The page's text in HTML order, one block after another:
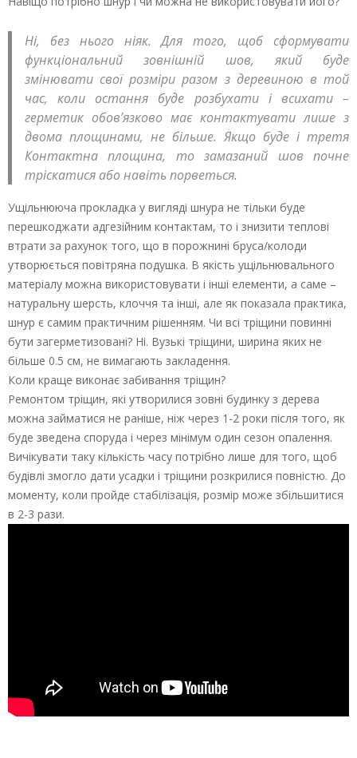
Ні, без нього ніяк. Для того, щоб сформувати
функціональний зовнішній шов, який буде
змінювати свої розміри разом з деревиною в той
час, коли остання буде розбухати і всихати –
герметик обов’язково має контактувати лише з
двома площинами, не більше. Якщо буде і третя
Контактна площина, то замазаний шов почне
тріскатися або навіть порветься.
Ущільнююча прокладка у вигляді шнура не тільки буде
перешкоджати адгезійним контактам, то і знизити теплові
втрати за рахунок того, що в порожнині бруса/колоди
утворюється повітряна подушка. В якість ущільнювального
матеріалу можна використовувати і інші елементи, а саме –
натуральну шерсть, клоччя та інші, але як показала практика,
шнур є самим практичним рішенням. Чи всі тріщини повинні
бути загерметизовані? Ні. Вузькі тріщини, ширина яких не
більше 0.5 см, не вимагають закладення.
Коли краще виконає забивання тріщин?
Ремонтом тріщин, які утворилися зовні будинку з дерева
можна займатися не раніше, ніж через 1-2 роки після того, як
буде зведена споруда і через мінімум один сезон опалення.
Вичікувати таку кількість часу потрібно лише для того, щоб
будівлі змогло дати усадки і тріщини розкрилися повністю. До
моменту, коли пройде стабілізація, розмір може збільшитися
в 2-3 рази.